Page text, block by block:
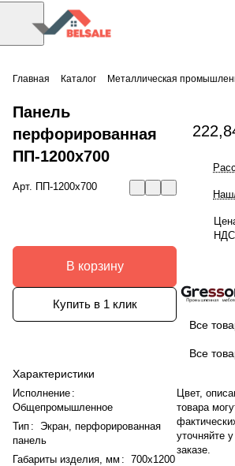
Главная Каталог Металлическая
Панель
перфорированная
ПП-1200х700
Арт. ПП-1200х700
В корзину
Купить в 1 клик
Характеристики
Исполнение :
Общепромышленное
Тип :
Экран, перфорированная
панель
Габариты изделия, мм : 700x1200
Все
Все
Цвет,
товара
уточняйте
заказе.